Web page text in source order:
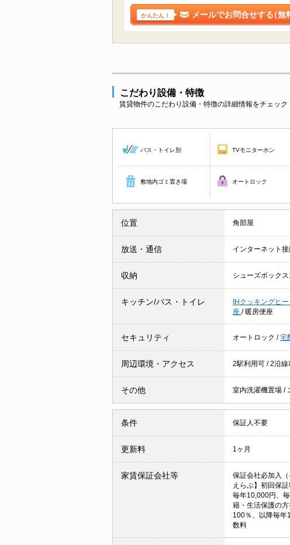
かんたん！ メールでお問合せする（無
こだわり設備・特徴
賃貸物件のこだわり設備・特徴の詳細情報をチェック
バス・トイレ別 TVモニターホン
敷地内ゴミ置き場 オートロック
位置 角部屋
放送・通信 インターネット
収納 シューズボック
キッチン/バス・トイレ IHクッキングヒ
座 / 暖房便座
セキュリティ オートロック /宅
周辺環境・アクセス 2駅利用可 /2沿線
その他 室内洗濯機置場 /
条件 保証人不要
更新料 1ヶ月
家賃保証会社等
保証会社必加入
えらぶ】初回保
毎年10,000円、
籍・生活保護の
100％、以降毎
数料